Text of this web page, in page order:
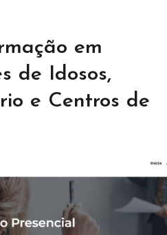
em
de Idosos,
e Centros de